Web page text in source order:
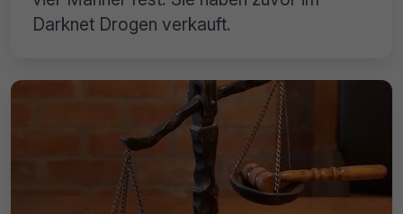
Darknet Drogen verkauft.